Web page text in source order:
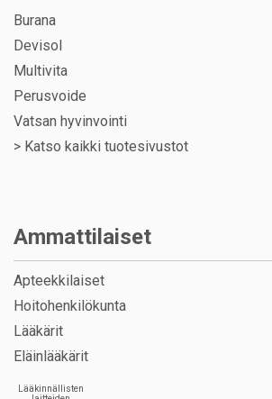
Burana
Devisol
Multivita
Perusvoide
Vatsan hyvinvointi
> Katso kaikki tuotesivustot
Ammattilaiset
Apteekkilaiset
Hoitohenkilökunta
Lääkärit
Eläinlääkärit
Lääkinnällisten